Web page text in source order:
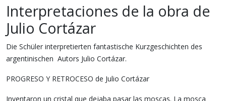
Interpretaciones de la obra de
Julio Cortázar
Die Schüler interpretierten fantastische Kurzgeschichten des
argentinischen Autors Julio Cortázar.
PROGRESO Y RETROCESO de Julio Cortázar
Inventaron un cristal que dejaba pasar las moscas. La mosca